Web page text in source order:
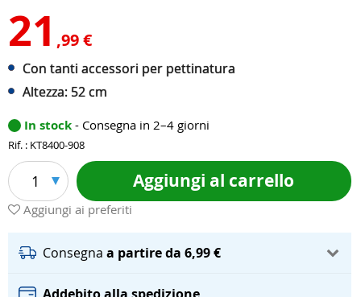
21 ,99 €
Con tanti accessori per pettinatura
Altezza: 52 cm
In stock - Consegna in 2–4 giorni
Rif. : KT8400-908
1 Aggiungi al carrello
Aggiungi ai preferiti
Consegna a partire da 6,99 €